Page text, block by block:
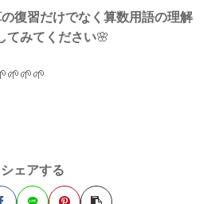
復習だけでなく算数用語の理解
てみてください🌸
シェアする